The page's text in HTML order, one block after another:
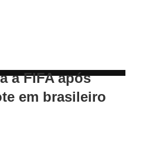
a FIFA após
em brasileiro